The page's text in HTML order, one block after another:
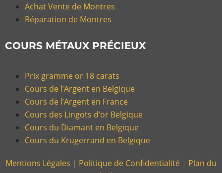
Achat Vente de Montres
Réparation de Montres
COURS MÉTAUX PRÉCIEUX
Prix gramme or 18 carats
Cours de l’Argent en Belgique
Cours de l’Argent en France
Cours des Lingots d’or Belgique
Cours du Diamant en Belgique
Cours du Krugerrand en Belgique
Mentions Légales | Politique de Confidentialité | Plan du